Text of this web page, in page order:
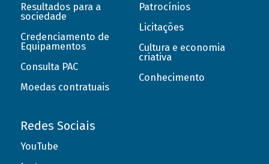
Resultados para a
sociedade
Credenciamento de
Equipamentos
Consulta PAC
Moedas contratuais
Patrocínios
Licitações
Cultura e economia
criativa
Conhecimento
Redes Sociais
YouTube